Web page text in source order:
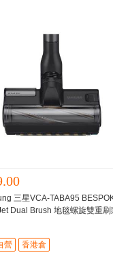
三星VCA-TABA95
Dual Brush 地毯螺旋雙重刷
營 香港倉